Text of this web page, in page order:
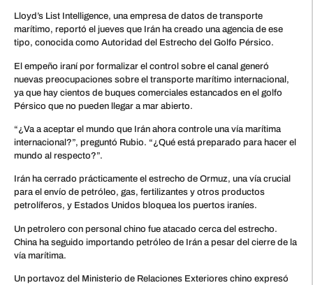
Lloyd’s List Intelligence, una empresa de datos de transporte
marítimo, reportó el jueves que Irán ha creado una agencia de ese
tipo, conocida como Autoridad del Estrecho del Golfo Pérsico.
El empeño iraní por formalizar el control sobre el canal generó
nuevas preocupaciones sobre el transporte marítimo internacional,
ya que hay cientos de buques comerciales estancados en el golfo
Pérsico que no pueden llegar a mar abierto.
“¿Va a aceptar el mundo que Irán ahora controle una vía marítima
internacional?”, preguntó Rubio. “¿Qué está preparado para hacer el
mundo al respecto?”.
Irán ha cerrado prácticamente el estrecho de Ormuz, una vía crucial
para el envío de petróleo, gas, fertilizantes y otros productos
petrolíferos, y Estados Unidos bloquea los puertos iraníes.
Un petrolero con personal chino fue atacado cerca del estrecho.
China ha seguido importando petróleo de Irán a pesar del cierre de la
vía marítima.
Un portavoz del Ministerio de Relaciones Exteriores chino expresó